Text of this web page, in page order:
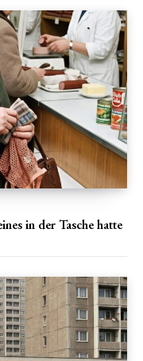
in der Tasche hatte